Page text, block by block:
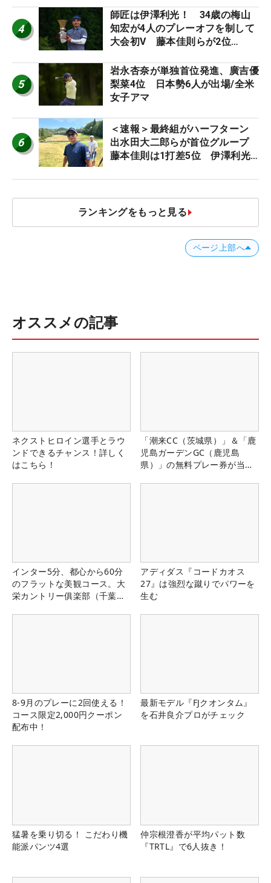
4
師匠は伊澤利光！ 34歳の梅山
知宏が4人のプレーオフを制して
大会初V 藤本佳則らが2位
5
岩永杏奈が単独首位発進、廣吉優
梨菜4位 日本勢6人が出場/全米
女子アマ
6
＜速報＞最終組がハーフターン
出水田大二郎らが首位グループ
藤本佳則は1打差5位 伊澤利光
JOYX OPEN】
ランキングをもっと見る
ページ上部へ
オススメの記事
ネクストヒロイン選手とラウ
ンドできるチャンス！詳しく
はこちら！
「潮来CC（茨城県）」＆「鹿
児島ガーデンGC（鹿児島
県）」の無料プレー券が当た
インター5分、都心から60分
のフラットな美観コース。大
栄カントリー俱楽部（千葉
アディダス『コードカオス
27』は強烈な蹴りでパワーを
生む
8-9月のプレーに2回使える！
コース限定2,000円クーポン
配布中！
最新モデル『FJクオンタム』
を石井良介プロがチェック
猛暑を乗り切る！ こだわり機
能派パンツ4選
仲宗根澄香が平均パット数
『TRTL』で6人抜き！